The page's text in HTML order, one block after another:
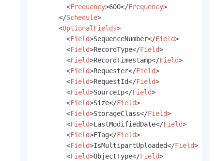
<Frequency>600</Frequency>
</Schedule>
<OptionalFields>
<Field>SequenceNumber</Field>
<Field>RecordType</Field>
<Field>RecordTimestamp</Field>
<Field>Requester</Field>
<Field>RequestId</Field>
<Field>SourceIp</Field>
<Field>Size</Field>
<Field>StorageClass</Field>
<Field>LastModifiedDate</Field>
<Field>ETag</Field>
<Field>IsMultipartUploaded</Field>
<Field>ObjectType</Field>